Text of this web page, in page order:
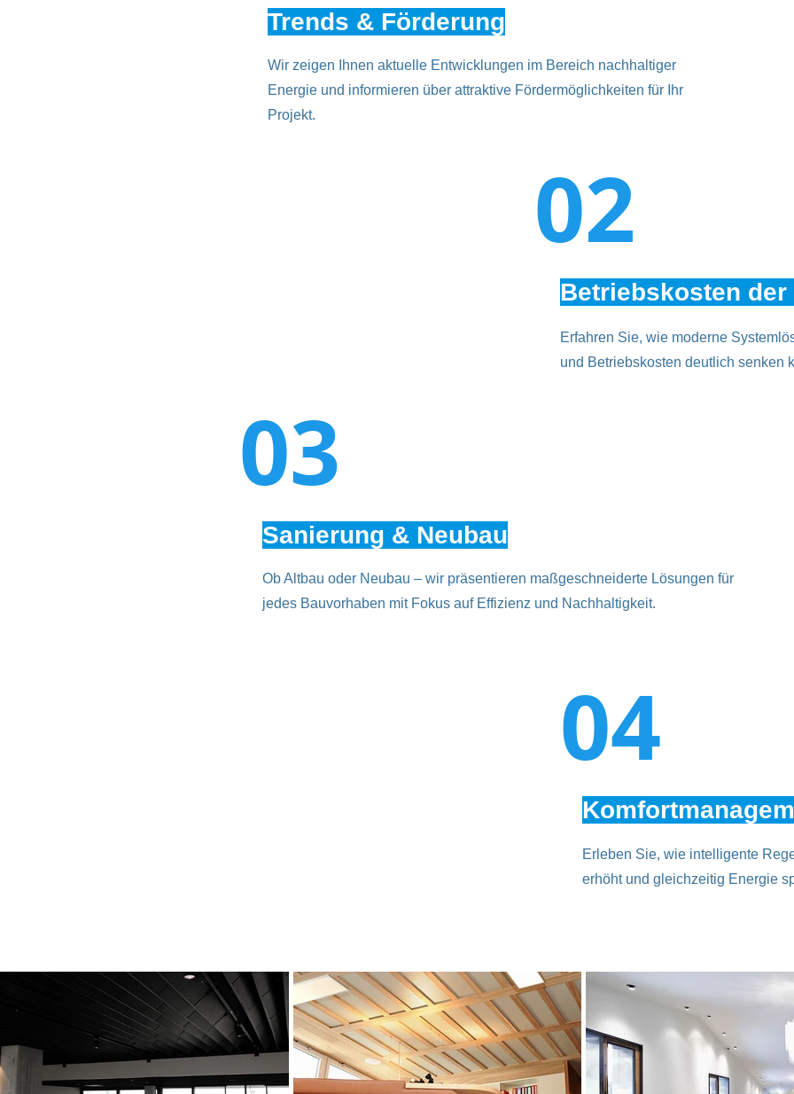
Trends & Förderung
Wir zeigen Ihnen aktuelle Entwicklungen im Bereich nachhaltiger
Energie und informieren über attraktive Fördermöglichkeiten für Ihr
Projekt.
02
Betriebskosten der
Erfahren Sie, wie moderne
und Betriebskosten deutlich senken
03
Sanierung & Neubau
Ob Altbau oder Neubau – wir präsentieren maßgeschneiderte Lösungen für
jedes Bauvorhaben mit Fokus auf Effizienz und Nachhaltigkeit.
04
Erleben Sie, wie intelligente
erhöht und gleichzeitig Energie